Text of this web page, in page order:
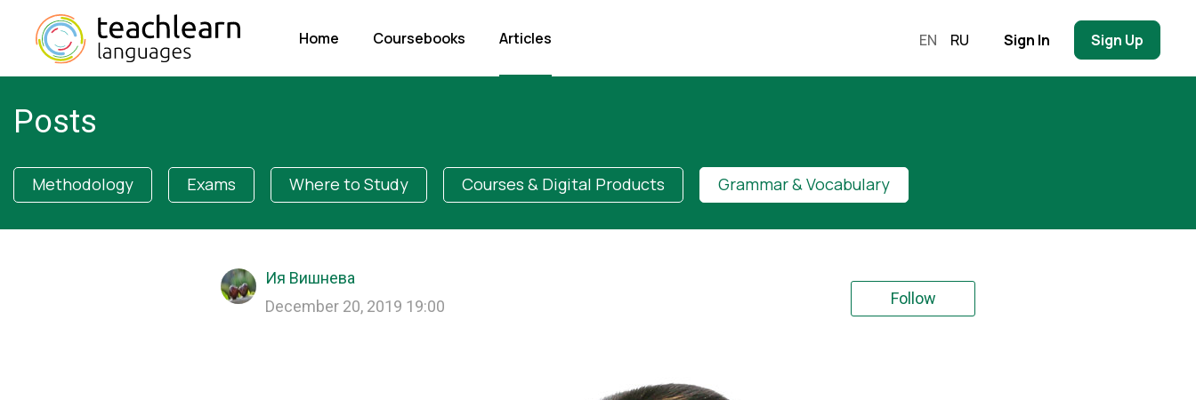
Home Coursebooks Articles EN RU Sign In Sign Up
Posts
Methodology Exams Where to Study Courses & Digital Products Grammar & Vocabulary
Ия Вишнева
December 20, 2019 19:00
Follow